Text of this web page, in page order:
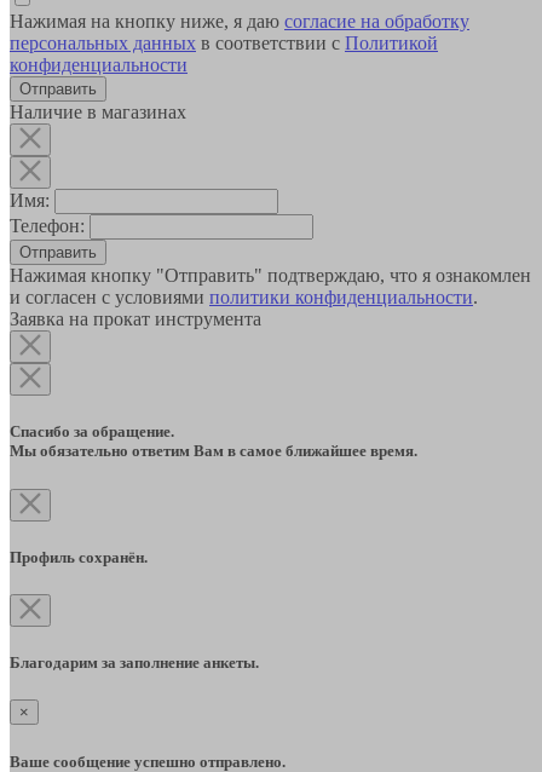
Нажимая на кнопку ниже, я даю согласие на обработку
персональных данных в соответствии с Политикой
конфиденциальности
Наличие в магазинах
Имя:
Телефон:
Отправить
Нажимая кнопку "Отправить" подтверждаю, что я ознакомлен
и согласен с условиями политики конфиденциальности.
Заявка на прокат инструмента
Спасибо за обращение.
Мы обязательно ответим Вам в самое ближайшее время.
Профиль сохранён.
Благодарим за заполнение анкеты.
×
Ваше сообщение успешно отправлено.